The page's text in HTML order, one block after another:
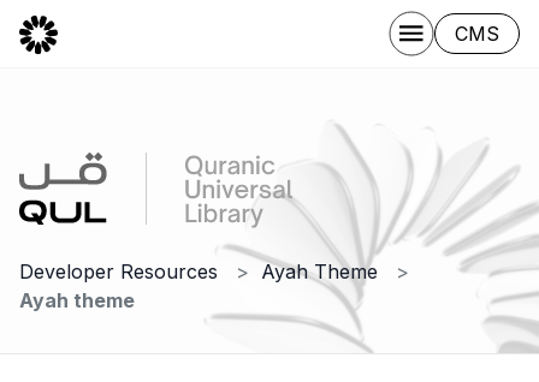
CMS
Developer Resources
Ayah Theme
Ayah theme